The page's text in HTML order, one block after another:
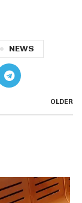
NEWS
OLDER